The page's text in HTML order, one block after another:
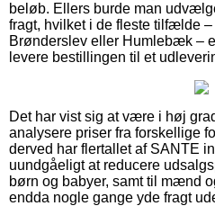
beløb. Ellers burde man
fragt, hvilket i de fleste tilfælde
Brønderslev eller Humlebæk –
levere bestillingen til et
Det har vist sig at være i høj
analysere priser fra forskellige
derved har flertallet af SANTE
uundgåeligt at reducere
børn og babyer, samt til mænd
endda nogle gange yde fragt